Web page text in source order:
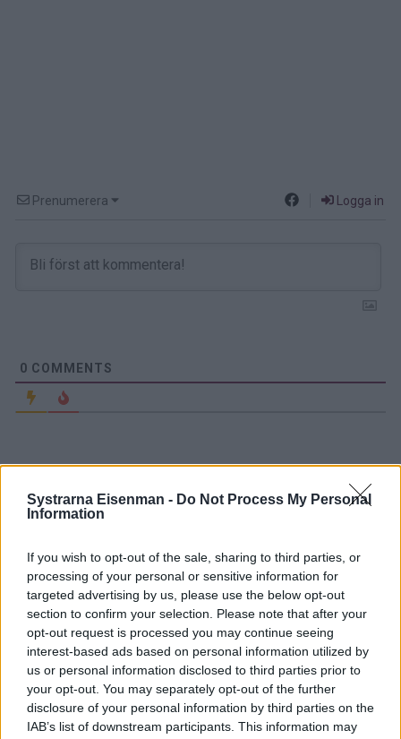
Systrarna Eisenman - Do Not Process My Personal
Information
If you wish to opt-out of the sale, sharing to third parties, or
processing of your personal or sensitive information for
targeted advertising by us, please use the below opt-out
section to confirm your selection. Please note that after your
opt-out request is processed you may continue seeing
interest-based ads based on personal information utilized by
us or personal information disclosed to third parties prior to
your opt-out. You may separately opt-out of the further
disclosure of your personal information by third parties on the
IAB’s list of downstream participants. This information may
Prenumerera Logga in
0 COMMENTS
Grillad aubergine och
paprika med labneh,
granatäpplen och valnötter